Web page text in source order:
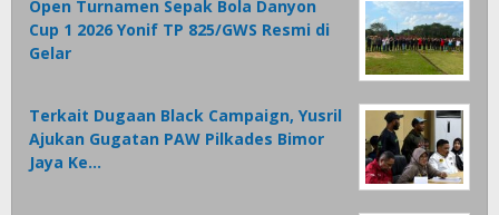
Open Turnamen Sepak Bola Danyon
Cup 1 2026 Yonif TP 825/GWS Resmi di
Gelar
Terkait Dugaan Black Campaign, Yusril
Ajukan Gugatan PAW Pilkades Bimor
Jaya Ke…